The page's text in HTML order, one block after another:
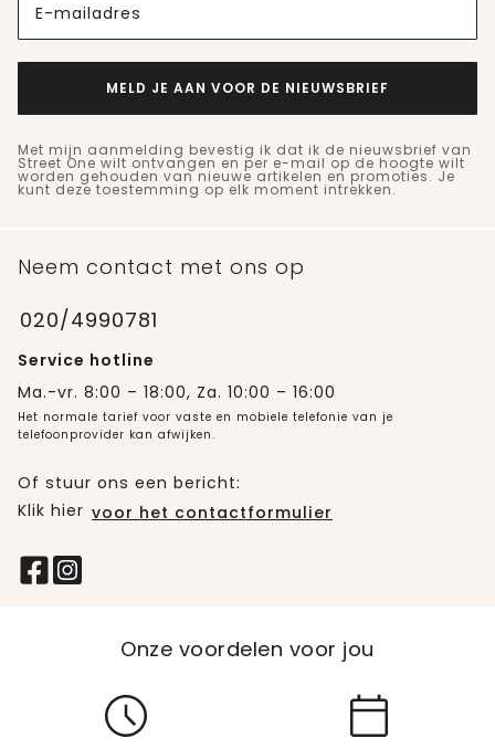
E-mailadres
MELD JE AAN VOOR DE NIEUWSBRIEF
Met mijn aanmelding bevestig ik dat ik de nieuwsbrief van
Street One wilt ontvangen en per e-mail op de hoogte wilt
worden gehouden van nieuwe artikelen en promoties. Je
kunt deze toestemming op elk moment intrekken.
Neem contact met ons op
020/4990781
Service hotline
Ma.-vr. 8:00 – 18:00, Za. 10:00 – 16:00
Het normale tarief voor vaste en mobiele telefonie van je
telefoonprovider kan afwijken.
Of stuur ons een bericht:
Klik hier voor het contactformulier
Onze voordelen voor jou